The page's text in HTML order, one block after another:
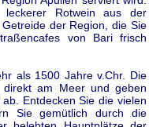
leckerer Rotwein aus der
der Region, die Sie
von Bari frisch
als 1500 Jahre v.Chr. Die
am Meer und geben
Entdecken Sie die vielen
Sie gemütlich durch die